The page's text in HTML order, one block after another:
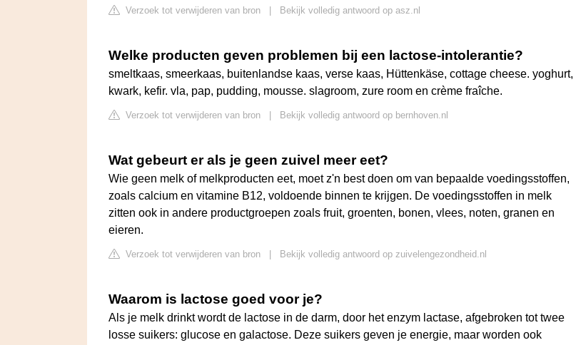
Verzoek tot verwijderen van bron Bekijk volledig antwoord op asz.nl
Welke producten geven problemen bij een lactose-intolerantie?
smeltkaas, smeerkaas, buitenlandse kaas, verse kaas, Hüttenkäse, cottage cheese. yoghurt,
kwark, kefir. vla, pap, pudding, mousse. slagroom, zure room en crème fraîche.
Verzoek tot verwijderen van bron Bekijk volledig antwoord op bernhoven.nl
Wat gebeurt er als je geen zuivel meer eet?
Wie geen melk of melkproducten eet, moet z'n best doen om van bepaalde voedingsstoffen,
zoals calcium en vitamine B12, voldoende binnen te krijgen. De voedingsstoffen in melk
zitten ook in andere productgroepen zoals fruit, groenten, bonen, vlees, noten, granen en
eieren.
Verzoek tot verwijderen van bron Bekijk volledig antwoord op zuivelengezondheid.nl
Waarom is lactose goed voor je?
Als je melk drinkt wordt de lactose in de darm, door het enzym lactase, afgebroken tot twee
losse suikers: glucose en galactose. Deze suikers geven je energie, maar worden ook